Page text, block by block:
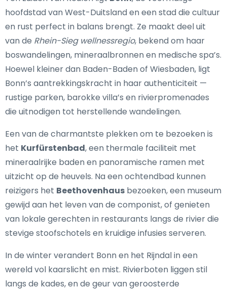
hoofdstad van West-Duitsland en een stad die cultuur
en rust perfect in balans brengt. Ze maakt deel uit
van de Rhein-Sieg wellnessregio, bekend om haar
boswandelingen, mineraalbronnen en medische spa’s.
Hoewel kleiner dan Baden-Baden of Wiesbaden, ligt
Bonn’s aantrekkingskracht in haar authenticiteit —
rustige parken, barokke villa’s en rivierpromenades
die uitnodigen tot herstellende wandelingen.
Een van de charmantste plekken om te bezoeken is
het Kurfürstenbad, een thermale faciliteit met
mineraalrijke baden en panoramische ramen met
uitzicht op de heuvels. Na een ochtendbad kunnen
reizigers het Beethovenhaus bezoeken, een museum
gewijd aan het leven van de componist, of genieten
van lokale gerechten in restaurants langs de rivier die
stevige stoofschotels en kruidige infusies serveren.
In de winter verandert Bonn en het Rijndal in een
wereld vol kaarslicht en mist. Rivierboten liggen stil
langs de kades, en de geur van geroosterde